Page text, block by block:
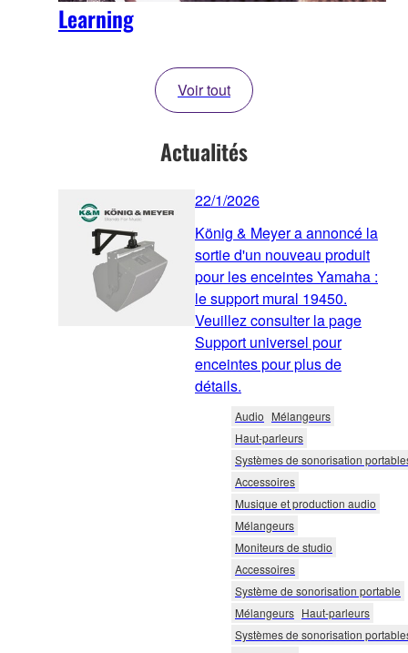
Learning
Voir tout
Actualités
22/1/2026
König & Meyer a annoncé la
sortie d'un nouveau produit
pour les enceintes Yamaha :
le support mural 19450.
Veuillez consulter la page
Support universel pour
enceintes pour plus de
détails.
Audio Mélangeurs
Haut-parleurs
Systèmes de sonorisation
Accessoires
Musique et production audio
Mélangeurs
Moniteurs de studio
Accessoires
Système de sonorisation portable
Mélangeurs Haut-parleurs
Systèmes de sonorisation